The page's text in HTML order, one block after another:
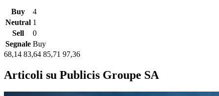
Buy
4
Neutral 1
Sell
0
Segnale Buy
68,14 83,64 85,71 97,36
Articoli su Publicis Groupe SA